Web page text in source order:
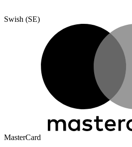
Swish (SE)
MasterCard